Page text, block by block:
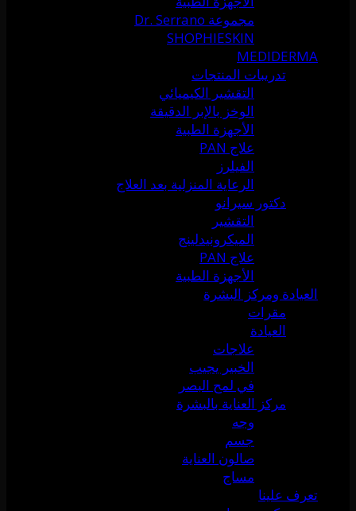
مجموعة Dr. Serrano
SHOPHIESKIN
MEDIDERMA
تدريبات المنتجات
التقشير الكيميائي
الوخز بالإبر الدقيقة
الأجهزة الطبية
علاج PAN
الفيلرز
الرعاية المنزلية بعد العلاج
دكتور سيرانو
التقشير
الميكرونيدلينج
علاج PAN
الأجهزة الطبية
العيادة ومركز البشرة
مقرات
العيادة
علاجات
الخبير يجيب
في لمح البصر
مركز العناية بالبشرة
وجه
جسم
صالون العناية
مساج
تعرف علينا